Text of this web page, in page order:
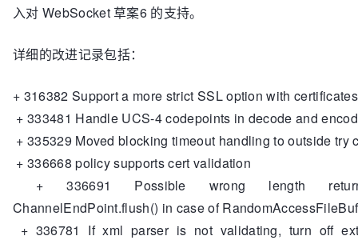
入对 WebSocket 草案6 的支持。
详细的改进记录包括：
+ 316382 Support a more strict SSL option with certificates
+ 333481 Handle UCS-4 codepoints in decode and
+ 335329 Moved blocking timeout handling to outside try
+ 336668 policy supports cert validation
+ 336691 Possible wrong length
ChannelEndPoint.flush() in case of
+ 336781 If xml parser is not validating, turn off